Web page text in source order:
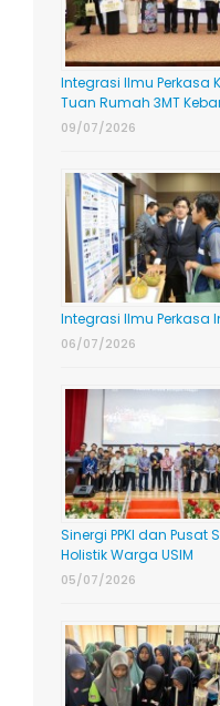
Integrasi Ilmu Perkasa
Tuan Rumah 3MT
09/07/2026
Integrasi Ilmu Perkasa
06/07/2026
Sinergi PPKI dan Pusat
Holistik Warga USIM
05/07/2026